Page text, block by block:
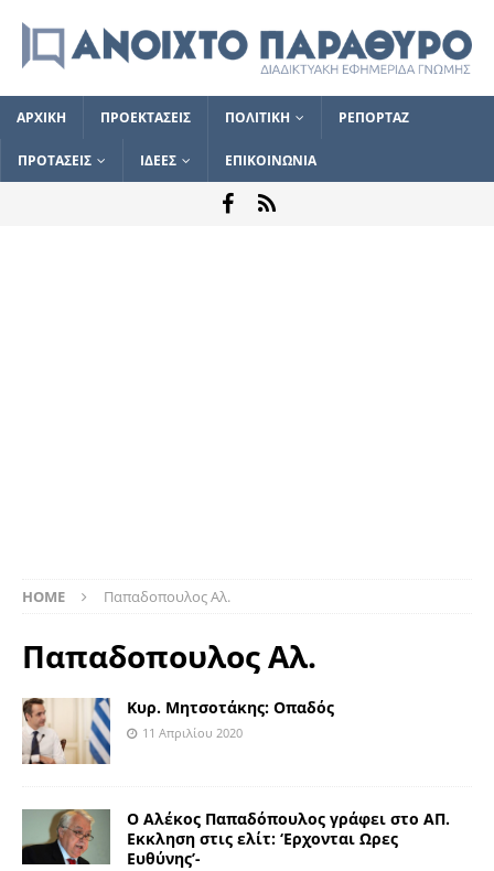
ΑΡΧΙΚΗ ΠΡΟΕΚΤΑΣΕΙΣ ΠΟΛΙΤΙΚΗ ΡΕΠΟΡΤΑΖ
ΠΡΟΤΑΣΕΙΣ ΙΔΕΕΣ ΕΠΙΚΟΙΝΩΝΙΑ
HOME Παπαδοπουλος Αλ.
Παπαδοπουλος Αλ.
Κυρ. Μητσοτάκης: Οπαδός
11 Απριλίου 2020
Ο Αλέκος Παπαδόπουλος γράφει στο ΑΠ.
Εκκληση στις ελίτ: ‘Ερχονται Ωρες
Ευθύνης’-